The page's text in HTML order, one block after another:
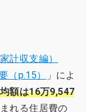
計収支編）
（p.15）
」によ
額は16万9,547
れる住居費の